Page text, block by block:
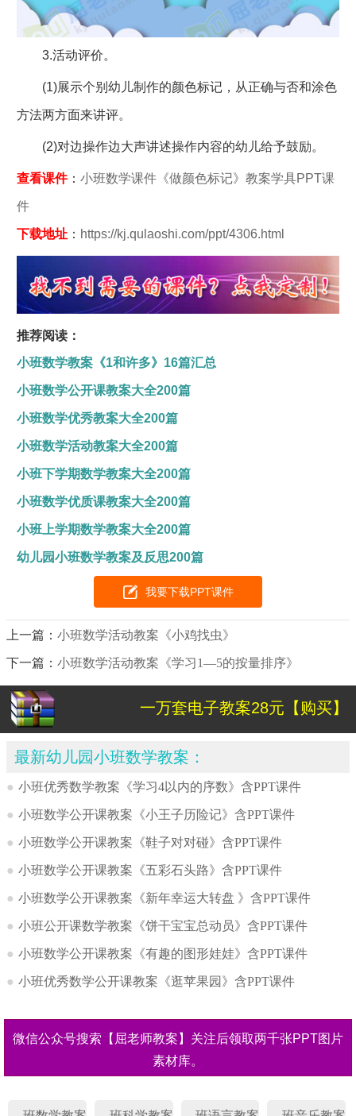
3.活动评价。
(1)展示个别幼儿制作的颜色标记，从正确与否和涂色
方法两方面来讲评。
(2)对边操作边大声讲述操作内容的幼儿给予鼓励。
查看课件： 小班数学课件《做颜色标记》教案学具PPT课
件
下载地址： https://kj.qulaoshi.com/ppt/4306.html
推荐阅读：
小班数学教案《1和许多》16篇汇总
小班数学公开课教案大全200篇
小班数学优秀教案大全200篇
小班数学活动教案大全200篇
小班下学期数学教案大全200篇
小班数学优质课教案大全200篇
小班上学期数学教案大全200篇
幼儿园小班数学教案及反思200篇
我要下载PPT课件
上一篇：小班数学活动教案《小鸡找虫》
下一篇：小班数学活动教案《学习1—5的按量排序》
一万套电子教案28元【购买】
最新幼儿园小班数学教案：
● 小班优秀数学教案《学习4以内的序数》含PPT课件
● 小班数学公开课教案《小王子历险记》含PPT课件
● 小班数学公开课教案《鞋子对对碰》含PPT课件
● 小班数学公开课教案《五彩石头路》含PPT课件
● 小班数学公开课教案《新年幸运大转盘 》含PPT课件
● 小班公开课数学教案《饼干宝宝总动员》含PPT课件
● 小班数学公开课教案《有趣的图形娃娃》含PPT课件
● 小班优秀数学公开课教案《逛苹果园》含PPT课件
微信公众号搜索【屈老师教案】关注后领取两千张PPT图片
素材库。